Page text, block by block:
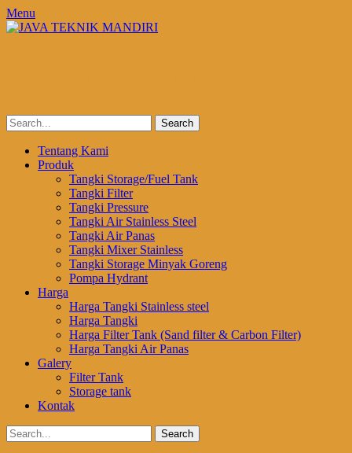
Menu
Search
for:
Primary
Menu
Skip
Tentang Kami
Produk
Tangki Storage/Fuel Tank
Tangki Filter
Tangki Pressure
Tangki Air Stainless Steel
Tangki Air Panas
Tangki Mixer Stainless
Tangki Storage Minyak Goreng
Pompa Hydrant
Harga
Harga Tangki Stainless steel
Harga Tangki
Harga Filter Tank (Sand filter & Carbon Filter)
Harga Tangki Air Panas
Galery
Filter Tank
Storage tank
Kontak
Search
Search
for: